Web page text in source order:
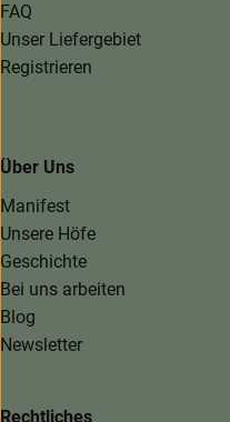
FAQ
Unser Liefergebiet
Registrieren
Über Uns
Manifest
Unsere Höfe
Geschichte
Bei uns arbeiten
Blog
Newsletter
Rechtliches